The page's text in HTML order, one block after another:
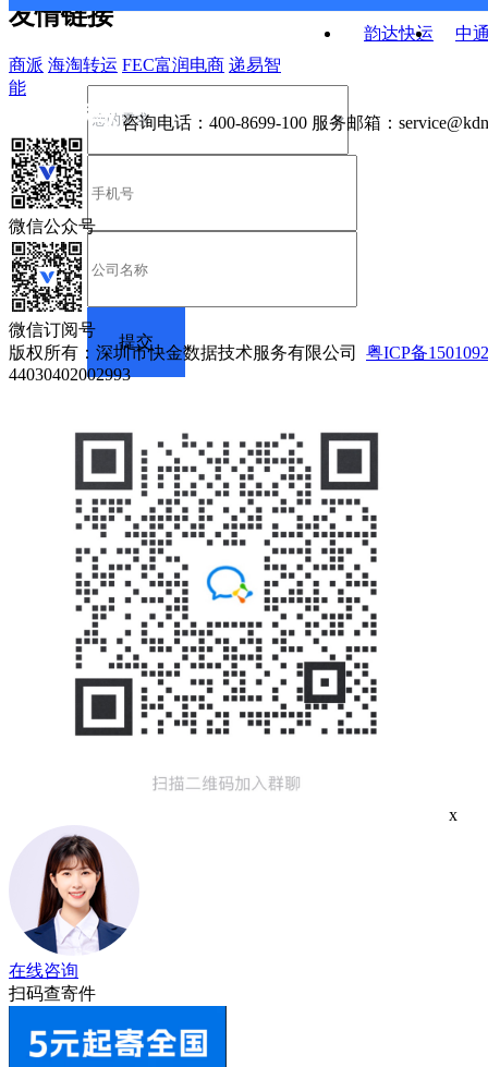
韵达快运
中
友情链接
商派 海淘转运 FEC富润电商 递易智
能
咨询电话： 400-8699-100 服务邮箱：
微信公众号
微信订阅号
版权所有：深圳市快金数据技术服务有限公司 粤ICP备
44030402002993
x
在线咨询
扫码查寄件